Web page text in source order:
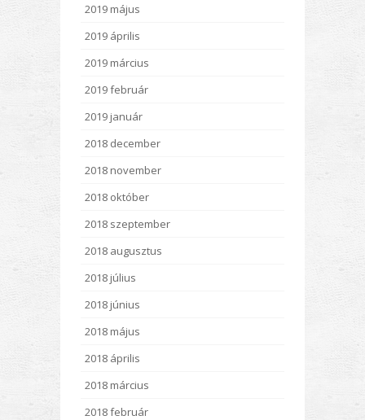
2019 május
2019 április
2019 március
2019 február
2019 január
2018 december
2018 november
2018 október
2018 szeptember
2018 augusztus
2018 július
2018 június
2018 május
2018 április
2018 március
2018 február